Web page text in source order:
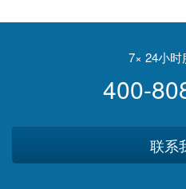
7× 24小时
400-
联系